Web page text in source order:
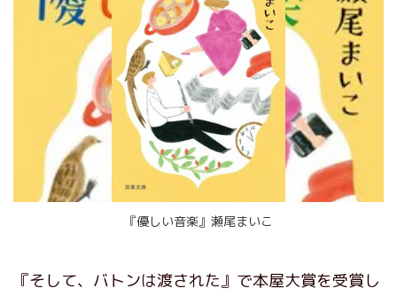
『優しい音楽』瀬尾まいこ
『そして、バトンは渡された』で本屋大賞を受賞し